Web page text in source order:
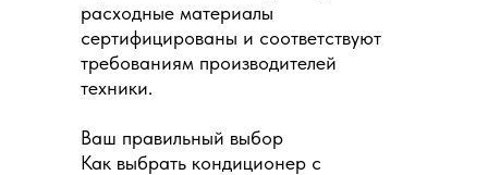
расходные материалы
сертифицированы и соответствуют
требованиям производителей
техники.
Ваш правильный выбор
Как выбрать кондиционер с